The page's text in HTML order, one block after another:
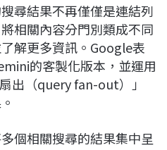
尋結果不再僅僅是連結列
相關內容分門別類成不同
解更多資訊。Google表
的客製化版本，並運用
出（query fan-out）」
個相關搜尋的結果集中呈